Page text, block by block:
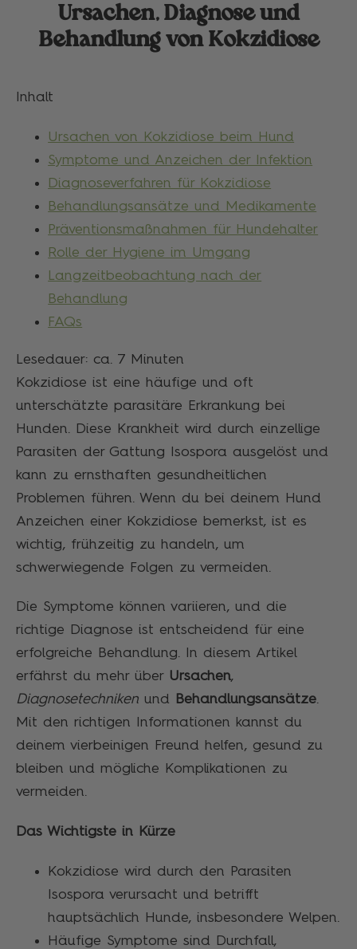
Ursachen, Diagnose und
Behandlung von Kokzidiose
Inhalt
Ursachen von Kokzidiose beim Hund
Symptome und Anzeichen der Infektion
Diagnoseverfahren für Kokzidiose
Behandlungsansätze und Medikamente
Präventionsmaßnahmen für Hundehalter
Rolle der Hygiene im Umgang
Langzeitbeobachtung nach der
Behandlung
FAQs
Lesedauer: ca. 7 Minuten
Kokzidiose ist eine häufige und oft
unterschätzte parasitäre Erkrankung bei
Hunden. Diese Krankheit wird durch einzellige
Parasiten der Gattung Isospora ausgelöst und
kann zu ernsthaften gesundheitlichen
Problemen führen. Wenn du bei deinem Hund
Anzeichen einer Kokzidiose bemerkst, ist es
wichtig, frühzeitig zu handeln, um
schwerwiegende Folgen zu vermeiden.
Die Symptome können variieren, und die
richtige Diagnose ist entscheidend für eine
erfolgreiche Behandlung. In diesem Artikel
erfährst du mehr über Ursachen,
Diagnosetechniken und Behandlungsansätze.
Mit den richtigen Informationen kannst du
deinem vierbeinigen Freund helfen, gesund zu
bleiben und mögliche Komplikationen zu
vermeiden.
Das Wichtigste in Kürze
Kokzidiose wird durch den Parasiten
Isospora verursacht und betrifft
hauptsächlich Hunde, insbesondere Welpen.
Häufige Symptome sind Durchfall,